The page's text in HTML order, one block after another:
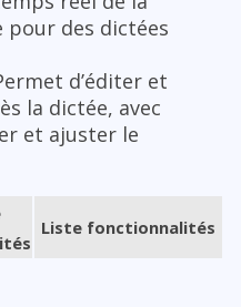
pour des dictées
d’éditer et
la dictée, avec
et ajuster le
Liste fonctionnalités